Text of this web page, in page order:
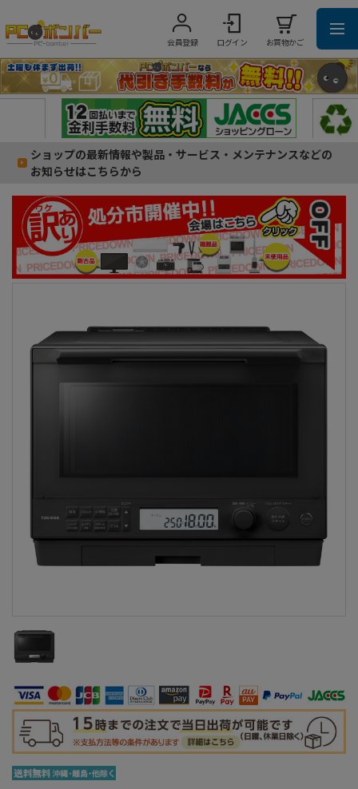
会員登録 ログイン お買物かご
ショップの最新情報や製品・サービス・メンテナンスなどの
お知らせはこちらから